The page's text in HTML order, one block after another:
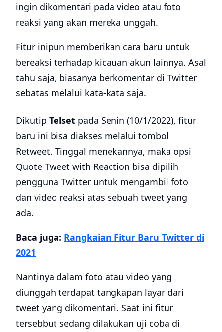
ingin dikomentari pada video atau foto
reaksi yang akan mereka unggah.
Fitur inipun memberikan cara baru untuk
bereaksi terhadap kicauan akun lainnya. Asal
tahu saja, biasanya berkomentar di Twitter
sebatas melalui kata-kata saja.
Dikutip Telset pada Senin (10/1/2022), fitur
baru ini bisa diakses melalui tombol
Retweet. Tinggal menekannya, maka opsi
Quote Tweet with Reaction bisa dipilih
pengguna Twitter untuk mengambil foto
dan video reaksi atas sebuah tweet yang
ada.
Baca juga: Rangkaian Fitur Baru Twitter di
2021
Nantinya dalam foto atau video yang
diunggah terdapat tangkapan layar dari
tweet yang dikomentari. Saat ini fitur
tersebbut sedang dilakukan uji coba di